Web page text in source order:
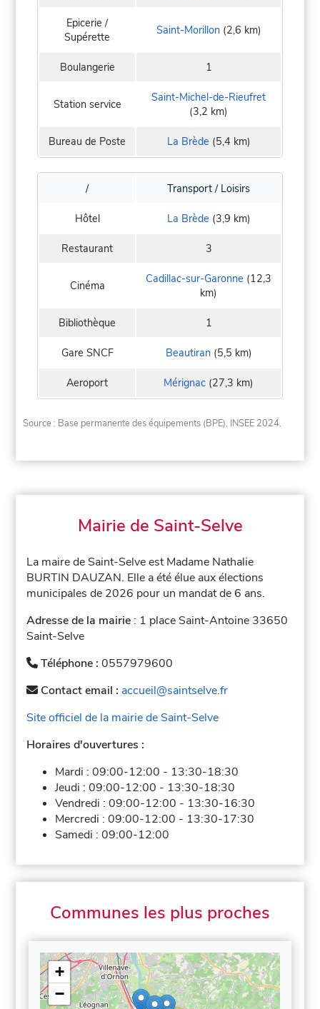
Epicerie /
Supérette
Saint-Morillon(2,6 km)
Boulangerie 1
Station service
Saint-Michel-de-Rieufret
(3,2 km)
Bureau de Poste La Brède (5,4 km)
/ Transport / Loisirs
Hôtel La Brède (3,9 km)
Restaurant 3
Cinéma Cadillac-sur-Garonne (12,3
km)
Bibliothèque 1
Gare SNCF Beautiran(5,5 km)
Aeroport Mérignac (27,3 km)
Source : Base permanente des équipements (BPE), INSEE 2024.
Mairie de Saint-Selve
La maire de Saint-Selve est Madame Nathalie
BURTIN DAUZAN. Elle a été élue aux élections
municipales de 2026 pour un mandat de 6 ans.
Adresse de la mairie : 1 place Saint-Antoine 33650
Saint-Selve
Téléphone :0557979600
Contact email : accueil@saintselve.fr
Site officiel de la mairie de Saint-Selve
Horaires d'ouvertures :
Mardi :09:00-12:00 - 13:30-18:30
Jeudi :09:00-12:00 - 13:30-18:30
Vendredi :09:00-12:00 - 13:30-16:30
Mercredi :09:00-12:00 - 13:30-17:30
Samedi :09:00-12:00
Communes les plus proches
+
−